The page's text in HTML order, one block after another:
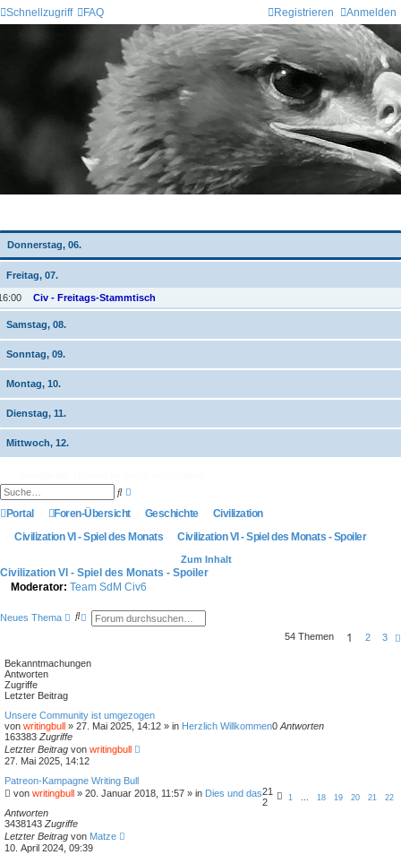
Schnellzugriff FAQ Anmelden
Registrieren
Donnerstag, 06.
Freitag, 07.
Civ - Freitags-Stammtisch
Samstag, 08.
Sonntag, 09.
Montag, 10.
Dienstag, 11.
Mittwoch, 12.
S
c
e i
t
t
e
c
h
Portal Foren-Übersicht Geschichte
Civilization
Civilization VI - Spiel des Monats
Civilization VI - Spiel des Monats - Spoiler
Zum Inhalt
Civilization VI - Spiel des Monats - Spoiler
Moderator: Team SdM Civ6
Neues Thema
S
t
e
S
h
e
54 Themen 1 2 3
Bekanntmachungen
Antworten
Zugriffe
Letzter Beitrag
Unsere Community ist umgezogen
von writingbull » 27. Mai 2025, 14:12 » in Herzlich Willkommen0 Antworten
163383 Zugriffe
Letzter Beitrag von writingbull
27. Mai 2025, 14:12
Patreon-Kampagne Writing Bull
von writingbull » 20. Januar 2018, 11:57 » in Dies und das 1 … 18 19 20 21 22
21
2
Antworten
3438143 Zugriffe
Letzter Beitrag von Matze
10. April 2024, 09:39